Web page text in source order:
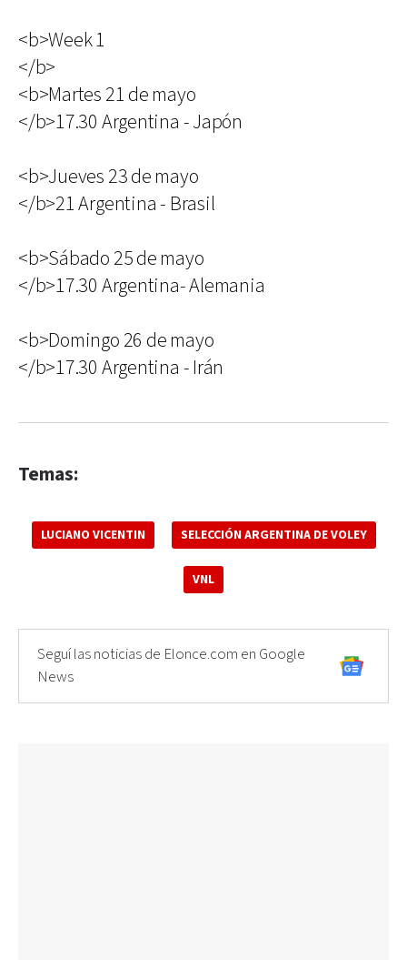
<b>Week 1
</b>
<b>Martes 21 de mayo
</b>17.30 Argentina - Japón
<b>Jueves 23 de mayo
</b>21 Argentina - Brasil
<b>Sábado 25 de mayo
</b>17.30 Argentina- Alemania
<b>Domingo 26 de mayo
</b>17.30 Argentina - Irán
Temas:
LUCIANO VICENTIN SELECCIÓN ARGENTINA DE VOLEY
VNL
Seguí las noticias de Elonce.com en Google
News